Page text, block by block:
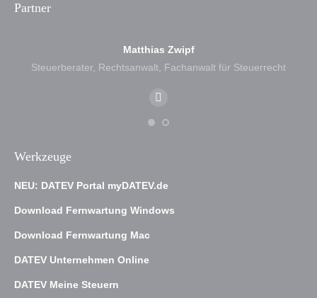
Partner
Matthias Zwipf
Steuerberater, Rechtsanwalt, Fachanwalt für Steuerrecht
mail
Werkzeuge
NEU: DATEV Portal myDATEV.de
Download Fernwartung Windows
Download Fernwartung Mac
DATEV Unternehmen Online
DATEV Meine Steuern